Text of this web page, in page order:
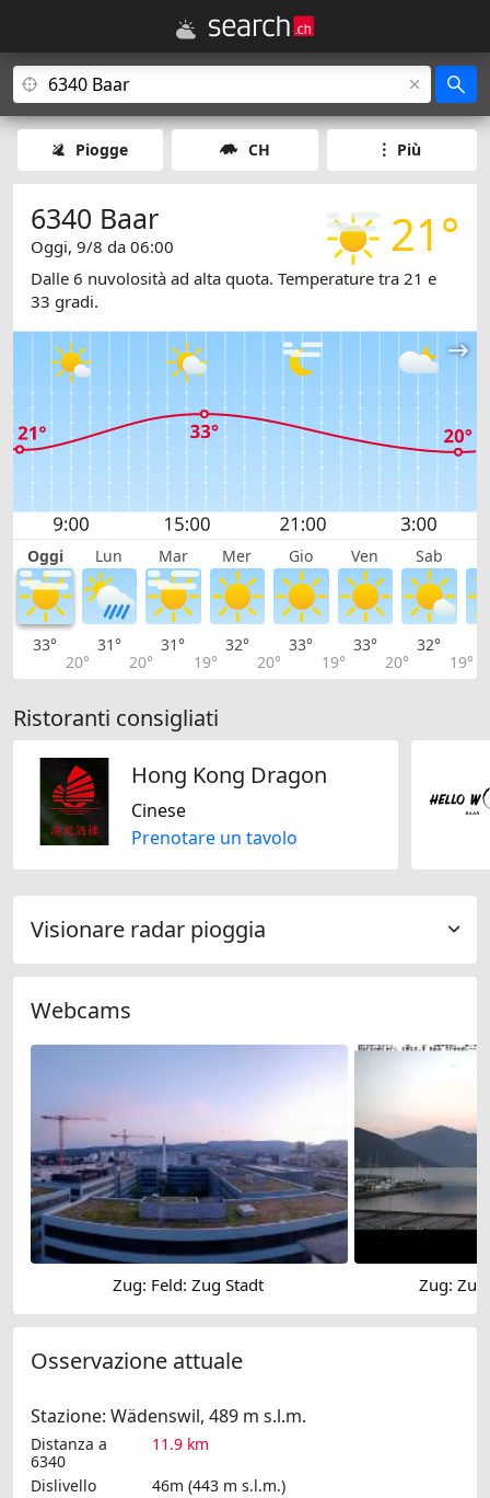
Piogge CH Più
21°
6340 Baar
Oggi, 9/8 da 06:00
Dalle 6 nuvolosità ad alta quota. Temperature tra 21 e
33 gradi.
Oggi Lun Mar Mer Gio Ven Sab
33°
20°
31°
20°
31°
19°
32°
20°
33°
19°
33°
20°
32°
19°
Ristoranti consigliati
Hong Kong Dragon
Cinese
Prenotare un tavolo
Visionare radar pioggia
Webcams
Zug: Feld: Zug Stadt Zug:
Osservazione attuale
Stazione: Wädenswil, 489 m s.l.m.
Distanza a
6340
11.9 km
Dislivello
46m (443 m s.l.m.)